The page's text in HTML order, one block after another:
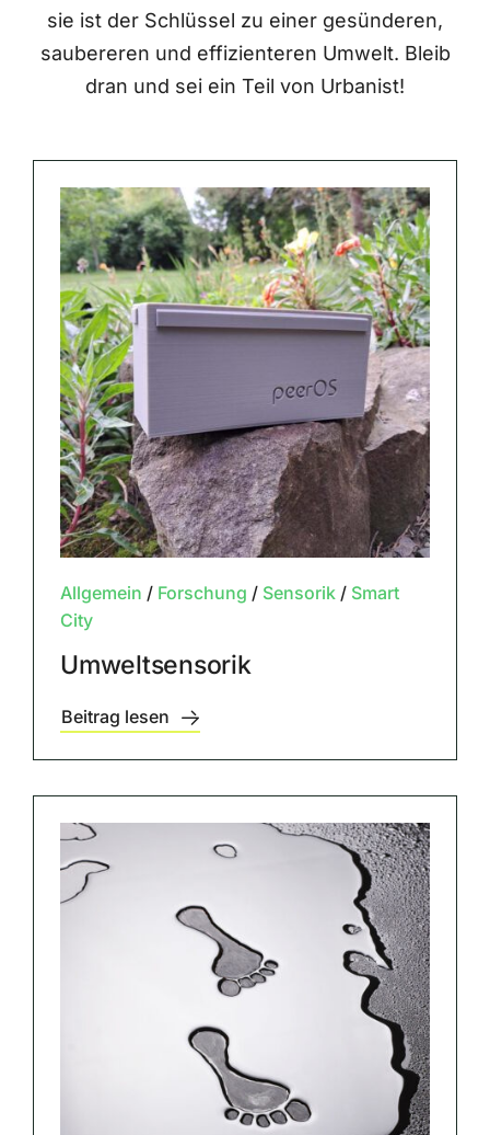
sie ist der Schlüssel zu einer gesünderen,
saubereren und effizienteren Umwelt. Bleib
dran und sei ein Teil von Urbanist!
Allgemein / Forschung / Sensorik/ Smart
City
Umweltsensorik
Beitrag lesen